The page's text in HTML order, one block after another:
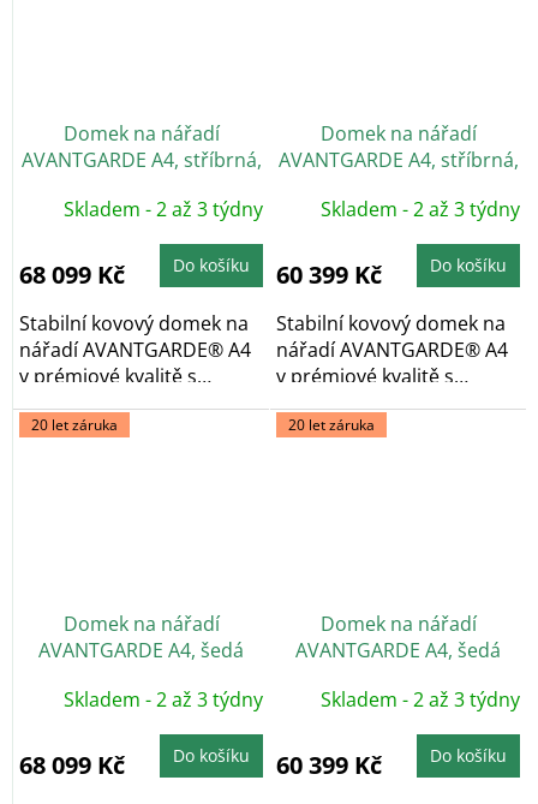
Domek na nářadí
AVANTGARDE A4, stříbrná,
Skladem - 2 až 3 týdny
68 099 Kč Do košíku
Stabilní kovový domek na
nářadí AVANTGARDE® A4
v prémiové kvalitě s
pultovou...
Domek na nářadí
AVANTGARDE A4, stříbrná,
Skladem - 2 až 3 týdny
60 399 Kč Do košíku
Stabilní kovový domek na
nářadí AVANTGARDE® A4
v prémiové kvalitě s
pultovou...
20 let záruka
Domek na nářadí
AVANTGARDE A4, šedá
Skladem - 2 až 3 týdny
68 099 Kč Do košíku
20 let záruka
Domek na nářadí
AVANTGARDE A4, šedá
dveře
Skladem - 2 až 3 týdny
60 399 Kč Do košíku